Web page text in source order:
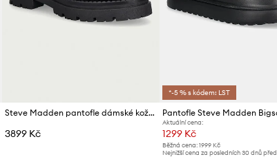
Steve Madden pantofle dámské kožené Karina
3899 Kč
*-5 % s kódem: LST
Aktuální cena:
1299 Kč
Běžná cena: 1999 Kč
Nejnižší cena za posledních 30 dnů